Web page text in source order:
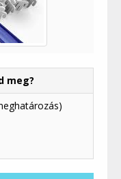
meg?